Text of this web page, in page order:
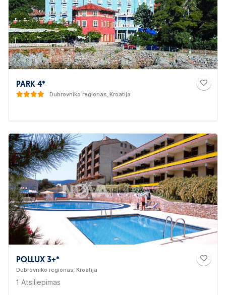
PARK 4*
Dubrovniko regionas, Kroatija
POLLUX 3+*
Dubrovniko regionas, Kroatija
1 Atsiliepimas